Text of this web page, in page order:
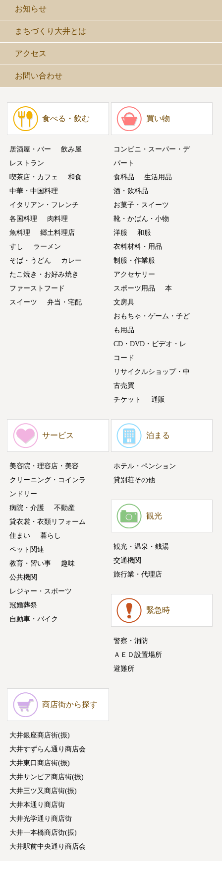
お知らせ
まちづくり大井とは
アクセス
お問い合わせ
食べる・飲む
居酒屋・バー
飲み屋
レストラン
喫茶店・カフェ
和食
中華・中国料理
イタリアン・フレンチ
各国料理
肉料理
魚料理
郷土料理店
すし
ラーメン
そば・うどん
カレー
たこ焼き・お好み焼き
ファーストフード
スイーツ
弁当・宅配
買い物
コンビニ・スーパー・デ
パート
食料品
生活用品
酒・飲料品
お菓子・スイーツ
靴・かばん・小物
洋服
和服
衣料材料・用品
制服・作業服
アクセサリー
スポーツ用品
本
文房具
おもちゃ・ゲーム・子ど
も用品
CD・DVD・ビデオ・レ
コード
リサイクルショップ・中
古売買
チケット
通販
サービス
美容院・理容店・美容
クリーニング・コインラ
ンドリー
病院・介護
不動産
貸衣裳・衣類リフォーム
住まい
暮らし
ペット関連
教育・習い事
趣味
公共機関
レジャー・スポーツ
冠婚葬祭
自動車・バイク
泊まる
ホテル・ペンション
貸別荘その他
観光
観光・温泉・銭湯
交通機関
旅行業・代理店
緊急時
警察・消防
ＡＥＤ設置場所
避難所
商店街から探す
大井銀座商店街(振)
大井すずらん通り商店会
大井東口商店街(振)
大井サンピア商店街(振)
大井三ツ又商店街(振)
大井本通り商店街
大井光学通り商店街
大井一本橋商店街(振)
大井駅前中央通り商店会